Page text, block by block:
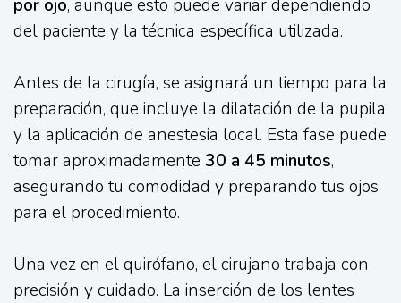
por ojo, aunque esto puede variar dependiendo
del paciente y la técnica específica utilizada.
Antes de la cirugía, se asignará un tiempo para la
preparación, que incluye la dilatación de la pupila
y la aplicación de anestesia local. Esta fase puede
tomar aproximadamente 30 a 45 minutos,
asegurando tu comodidad y preparando tus ojos
para el procedimiento.
Una vez en el quirófano, el cirujano trabaja con
precisión y cuidado. La inserción de los lentes